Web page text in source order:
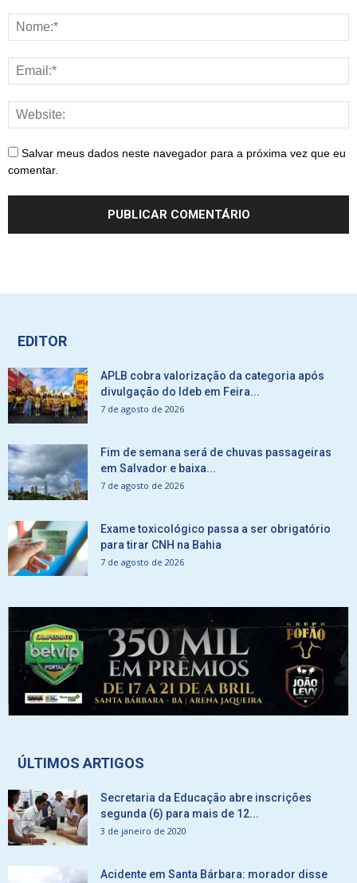
Salvar meus dados neste navegador para a próxima vez que eu
comentar.
EDITOR
APLB cobra valorização da categoria após
divulgação do Ideb em Feira...
7 de agosto de 2026
Fim de semana será de chuvas passageiras
em Salvador e baixa...
7 de agosto de 2026
Exame toxicológico passa a ser obrigatório
para tirar CNH na Bahia
7 de agosto de 2026
ÚLTIMOS ARTIGOS
Secretaria da Educação abre inscrições
segunda (6) para mais de 12...
3 de janeiro de 2020
Acidente em Santa Bárbara: morador disse